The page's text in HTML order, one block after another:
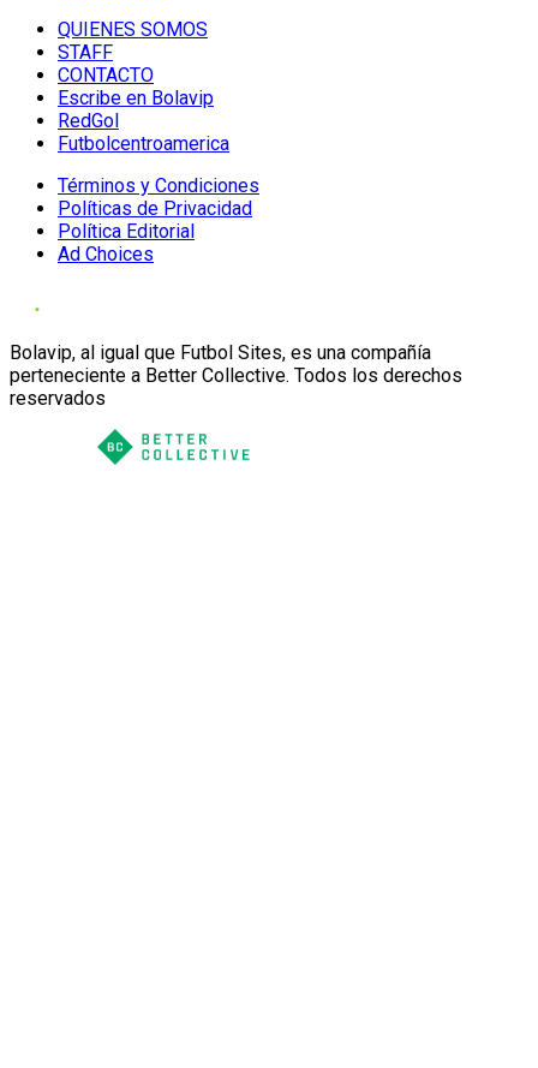
QUIENES SOMOS
STAFF
CONTACTO
Escribe en Bolavip
RedGol
Futbolcentroamerica
Términos y Condiciones
Políticas de Privacidad
Política Editorial
Ad Choices
Bolavip, al igual que Futbol Sites, es una compañía
perteneciente a Better Collective. Todos los derechos
reservados